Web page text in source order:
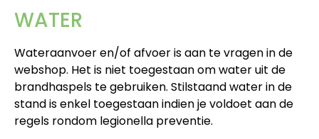
WATER
Wateraanvoer en/of afvoer is aan te vragen in de
webshop. Het is niet toegestaan om water uit de
brandhaspels te gebruiken. Stilstaand water in de
stand is enkel toegestaan indien je voldoet aan de
regels rondom legionella preventie.